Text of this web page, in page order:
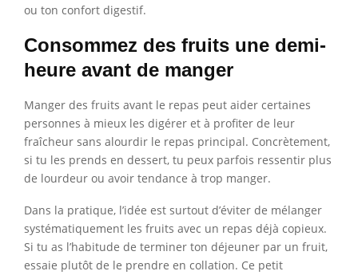
ou ton confort digestif.
Consommez des fruits une demi-
heure avant de manger
Manger des fruits avant le repas peut aider certaines
personnes à mieux les digérer et à profiter de leur
fraîcheur sans alourdir le repas principal. Concrètement,
si tu les prends en dessert, tu peux parfois ressentir plus
de lourdeur ou avoir tendance à trop manger.
Dans la pratique, l’idée est surtout d’éviter de mélanger
systématiquement les fruits avec un repas déjà copieux.
Si tu as l’habitude de terminer ton déjeuner par un fruit,
essaie plutôt de le prendre en collation. Ce petit